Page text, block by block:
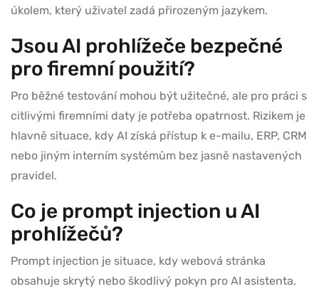
úkolem, který uživatel zadá přirozeným jazykem.
Jsou AI prohlížeče bezpečné
pro firemní použití?
Pro běžné testování mohou být užitečné, ale pro práci s
citlivými firemními daty je potřeba opatrnost. Rizikem je
hlavně situace, kdy AI získá přístup k e-mailu, ERP, CRM
nebo jiným interním systémům bez jasně nastavených
pravidel.
Co je prompt injection u AI
prohlížečů?
Prompt injection je situace, kdy webová stránka
obsahuje skrytý nebo škodlivý pokyn pro AI asistenta.